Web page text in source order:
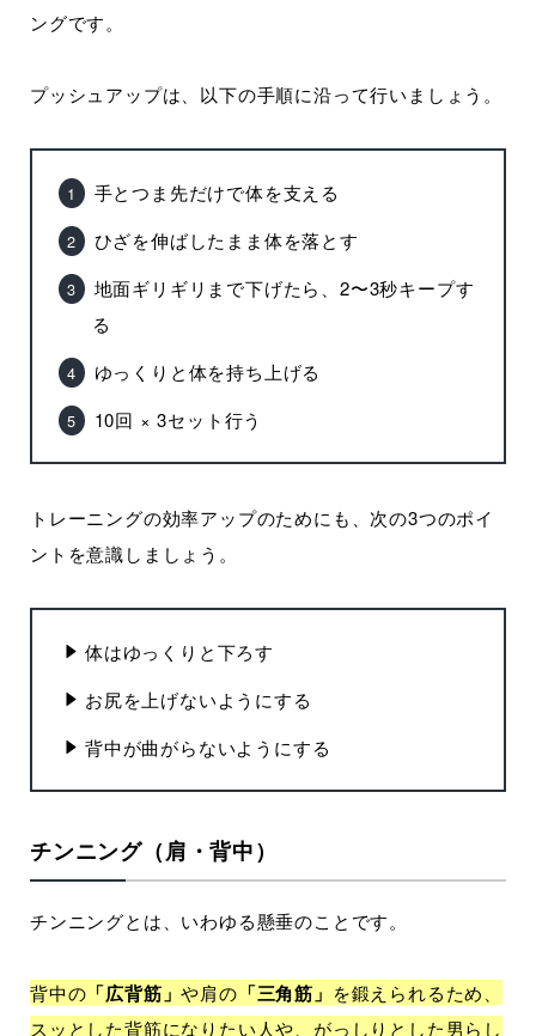
ングです。
プッシュアップは、以下の手順に沿って行いましょう。
手とつま先だけで体を支える
ひざを伸ばしたまま体を落とす
地面ギリギリまで下げたら、2〜3秒キープす
る
ゆっくりと体を持ち上げる
10回 × 3セット行う
トレーニングの効率アップのためにも、次の3つのポイ
ントを意識しましょう。
体はゆっくりと下ろす
お尻を上げないようにする
背中が曲がらないようにする
チンニング（肩・背中）
チンニングとは、いわゆる懸垂のことです。
背中の 「広背筋」や肩の 「三角筋」 を鍛えられるため、
スッとした背筋になりたい人や、がっしりとした男らし